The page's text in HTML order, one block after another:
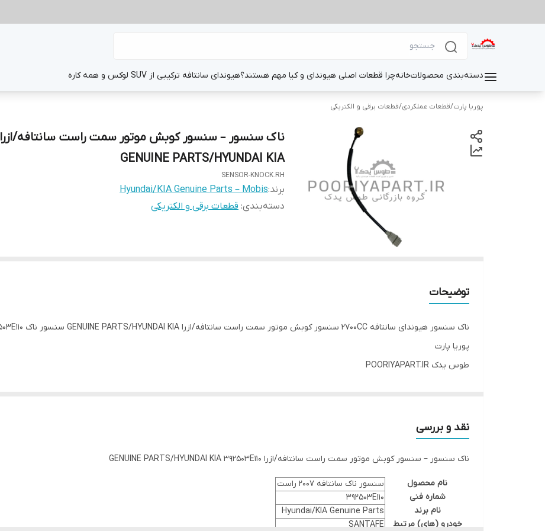
دسته‌بندی محصولاتخانهچرا قطعات اصلی هیوندای و کیا مهم هستند؟هیوندای سانتافه ترکیبی از SUV لوکس و همه کاره
پوریا پارت/قطعات عملکردی/قطعات برقی و الکتریکی
ناک سنسور – سنسور کوبش موتور سمت راست سانتافه/ازرا
GENUINE PARTS/HYUNDAI KIA
SENSOR-KNOCK.RH
برند:Hyundai/KIA Genuine Parts – Mobis
دسته‌بندی: قطعات برقی و الکتریکی
توضیحات
ناک سنسور هیوندای سانتافه 2700CC سنسور کوبش موتور سمت راست سانتافه/ازرا GENUINE PARTS/HYUNDAI KIA سنسور ناک 392503E110
پوریا پارت
طوس یدک POORIYAPART.IR
نقد و بررسی
ناک سنسور – سنسور کوبش موتور سمت راست سانتافه/ازرا GENUINE PARTS/HYUNDAI KIA 392503E110
نام محصول
سنسور ناک سانتافه 2007 راست
شماره فنی
392503E110
نام برند
Hyundai/KIA Genuine Parts
خودرو (های) مرتبط
SANTAFE